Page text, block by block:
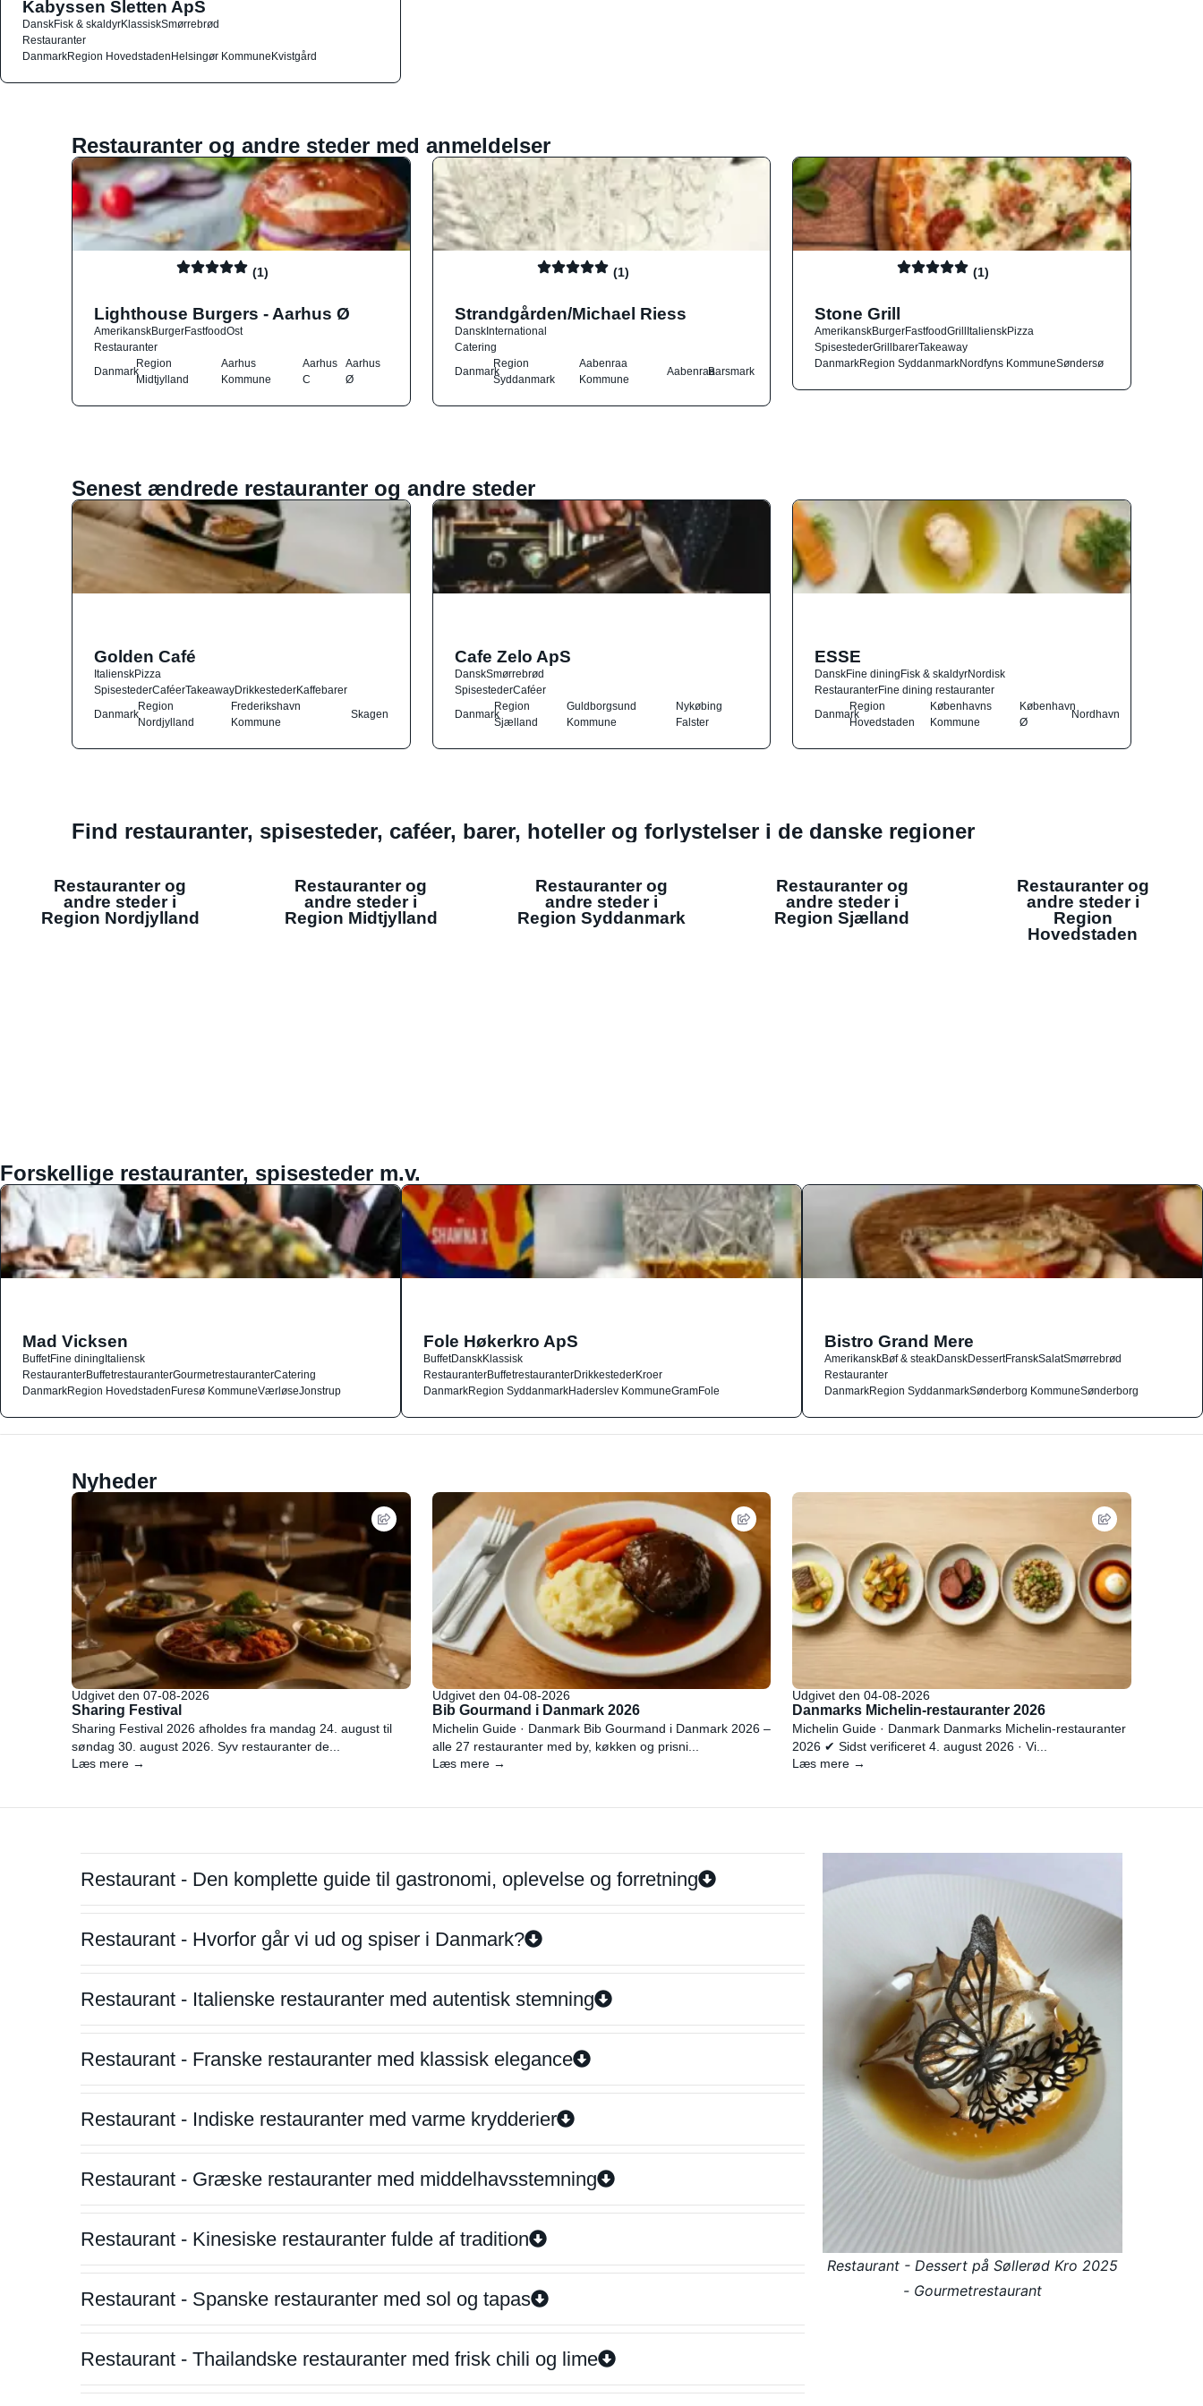
Kabyssen Sletten ApS
DanskFisk & skaldyrKlassiskSmørrebrød
Restauranter
DanmarkRegion HovedstadenHelsingør KommuneKvistgård
Restauranter og andre steder med anmeldelser
(1)
Lighthouse Burgers - Aarhus Ø
AmerikanskBurgerFastfoodOst
Restauranter
Danmark
Region
Midtjylland
Aarhus
Kommune
Aarhus
C
Aarhus
Ø
(1)
Strandgården/Michael Riess
DanskInternational
Catering
Danmark
Region
Syddanmark
Aabenraa
Kommune
AabenraaBarsmark
(1)
Stone Grill
AmerikanskBurgerFastfoodGrillItalienskPizza
SpisestederGrillbarerTakeaway
DanmarkRegion SyddanmarkNordfyns KommuneSøndersø
Senest ændrede restauranter og andre steder
Golden Café
ItalienskPizza
SpisestederCaféerTakeawayDrikkestederKaffebarer
Danmark
Region
Nordjylland
Frederikshavn
Kommune
Skagen
Cafe Zelo ApS
DanskSmørrebrød
SpisestederCaféer
Danmark
Region
Sjælland
Guldborgsund
Kommune
Nykøbing
Falster
ESSE
DanskFine diningFisk & skaldyrNordisk
RestauranterFine dining restauranter
Danmark
Region
Hovedstaden
Københavns
Kommune
København
Ø
Nordhavn
Find restauranter, spisesteder, caféer, barer, hoteller og forlystelser i de danske regioner
Restauranter og
andre steder i
Region Nordjylland
Restauranter og
andre steder i
Region Midtjylland
Restauranter og
andre steder i
Region Syddanmark
Restauranter og
andre steder i
Region Sjælland
Restauranter og
andre steder i
Region
Hovedstaden
Forskellige restauranter, spisesteder m.v.
Mad Vicksen
BuffetFine diningItaliensk
RestauranterBuffetrestauranterGourmetrestauranterCatering
DanmarkRegion HovedstadenFuresø KommuneVærløseJonstrup
Fole Høkerkro ApS
BuffetDanskKlassisk
RestauranterBuffetrestauranterDrikkestederKroer
DanmarkRegion SyddanmarkHaderslev KommuneGramFole
Bistro Grand Mere
AmerikanskBøf & steakDanskDessertFranskSalatSmørrebrød
Restauranter
DanmarkRegion SyddanmarkSønderborg KommuneSønderborg
Nyheder
Udgivet den 07-08-2026
Sharing Festival
Sharing Festival 2026 afholdes fra mandag 24. august til
søndag 30. august 2026. Syv restauranter de...
Læs mere →
Udgivet den 04-08-2026
Bib Gourmand i Danmark 2026
Michelin Guide · Danmark Bib Gourmand i Danmark 2026 –
alle 27 restauranter med by, køkken og prisni...
Læs mere →
Udgivet den 04-08-2026
Danmarks Michelin-restauranter 2026
Michelin Guide · Danmark Danmarks Michelin-restauranter
2026 ✔ Sidst verificeret 4. august 2026 · Vi...
Læs mere →
Restaurant - Den komplette guide til gastronomi, oplevelse og forretning
Restaurant - Hvorfor går vi ud og spiser i Danmark?
Restaurant - Italienske restauranter med autentisk stemning
Restaurant - Franske restauranter med klassisk elegance
Restaurant - Indiske restauranter med varme krydderier
Restaurant - Græske restauranter med middelhavsstemning
Restaurant - Kinesiske restauranter fulde af tradition
Restaurant - Spanske restauranter med sol og tapas
Restaurant - Thailandske restauranter med frisk chili og lime
Restaurant - Dessert på Søllerød Kro 2025
- Gourmetrestaurant